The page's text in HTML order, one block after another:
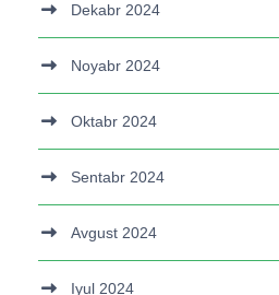
Dekabr 2024
Noyabr 2024
Oktabr 2024
Sentabr 2024
Avgust 2024
Iyul 2024